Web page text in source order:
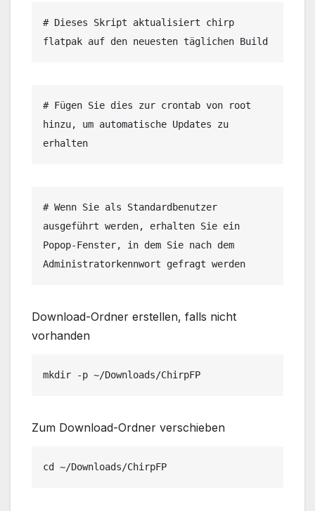
# Dieses Skript aktualisiert chirp
flatpak auf den neuesten täglichen Build
# Fügen Sie dies zur crontab von root
hinzu, um automatische Updates zu
erhalten
# Wenn Sie als Standardbenutzer
ausgeführt werden, erhalten Sie ein
Popop-Fenster, in dem Sie nach dem
Administratorkennwort gefragt werden
Download-Ordner erstellen, falls nicht
vorhanden
mkdir -p ~/Downloads/ChirpFP
Zum Download-Ordner verschieben
cd ~/Downloads/ChirpFP